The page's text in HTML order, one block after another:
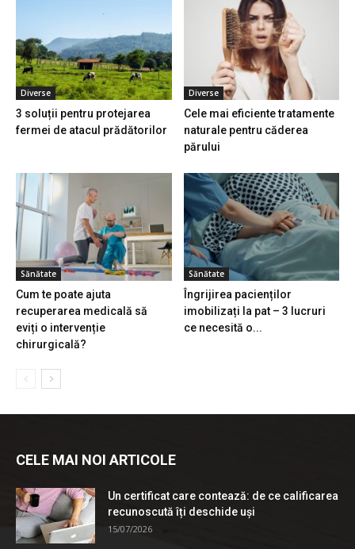
Diverse
3 soluții pentru protejarea
fermei de atacul prădătorilor
Diverse
Cele mai eficiente tratamente
naturale pentru căderea
părului
Sănătate
Cum te poate ajuta
recuperarea medicală să
eviți o intervenție
chirurgicală?
Sănătate
Îngrijirea pacienților
imobilizați la pat – 3 lucruri
ce necesită o...
CELE MAI NOI ARTICOLE
Un certificat care contează: de ce calificarea
recunoscută îți deschide uși
15/07/2026